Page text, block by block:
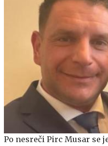
Po nesreči Pirc Musar se